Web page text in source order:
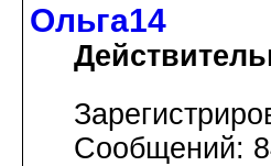
Ольга14
Сообщений: